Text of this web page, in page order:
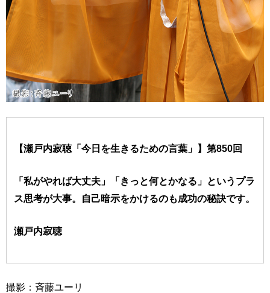
【瀬戸内寂聴「今日を生きるための言葉」】第850回
「私がやれば大丈夫」「きっと何とかなる」というプラ
ス思考が大事。自己暗示をかけるのも成功の秘訣です。
瀬戸内寂聴
撮影：斉藤ユーリ